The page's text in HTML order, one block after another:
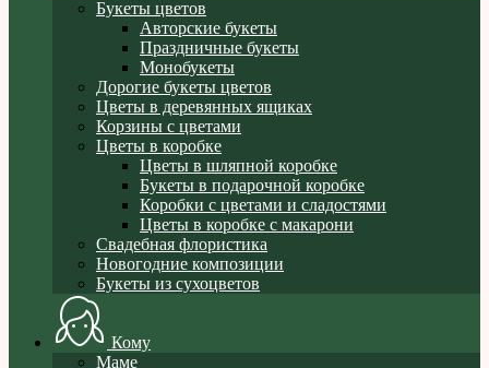
Букеты цветов
Авторские букеты
Праздничные букеты
Монобукеты
Дорогие букеты цветов
Цветы в деревянных ящиках
Корзины с цветами
Цветы в коробке
Цветы в шляпной коробке
Букеты в подарочной коробке
Коробки с цветами и сладостями
Цветы в коробке с макарони
Свадебная флористика
Новогодние композиции
Букеты из сухоцветов
Кому
Маме